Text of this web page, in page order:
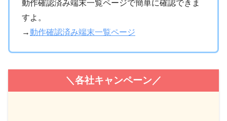
動作確認済み端末一覧ページで簡単に確認できま
すよ。
→動作確認済み端末一覧ページ
＼各社キャンペーン／